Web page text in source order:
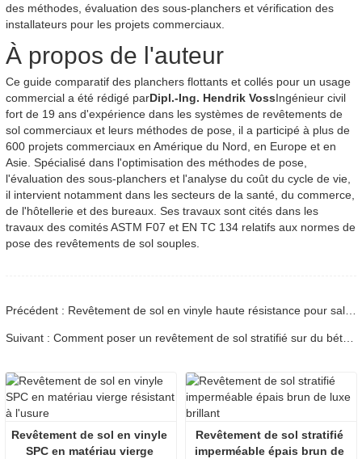
des méthodes, évaluation des sous-planchers et vérification des
installateurs pour les projets commerciaux.
À propos de l'auteur
Ce guide comparatif des planchers flottants et collés pour un usage
commercial a été rédigé parDipl.-Ing. Hendrik VossIngénieur civil
fort de 19 ans d'expérience dans les systèmes de revêtements de
sol commerciaux et leurs méthodes de pose, il a participé à plus de
600 projets commerciaux en Amérique du Nord, en Europe et en
Asie. Spécialisé dans l'optimisation des méthodes de pose,
l'évaluation des sous-planchers et l'analyse du coût du cycle de vie,
il intervient notamment dans les secteurs de la santé, du commerce,
de l'hôtellerie et des bureaux. Ses travaux sont cités dans les
travaux des comités ASTM F07 et EN TC 134 relatifs aux normes de
pose des revêtements de sol souples.
Revêtement de sol en vinyle
SPC en matériau vierge
Revêtement de sol stratifié
imperméable épais brun de